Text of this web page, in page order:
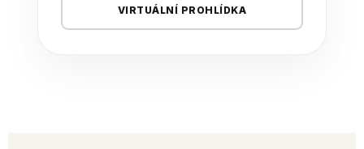
VIRTUÁLNÍ PROHLÍDKA